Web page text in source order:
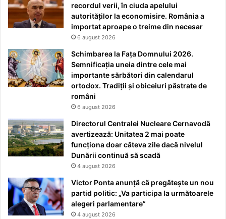
recordul verii, în ciuda apelului
autorităților la economisire. România a
importat aproape o treime din necesar
6 august 2026
Schimbarea la Fața Domnului 2026.
Semnificația uneia dintre cele mai
importante sărbători din calendarul
ortodox. Tradiții și obiceiuri păstrate de
români
6 august 2026
Directorul Centralei Nucleare Cernavodă
avertizează: Unitatea 2 mai poate
funcționa doar câteva zile dacă nivelul
Dunării continuă să scadă
4 august 2026
Victor Ponta anunță că pregătește un nou
partid politic: „Va participa la următoarele
alegeri parlamentare”
4 august 2026